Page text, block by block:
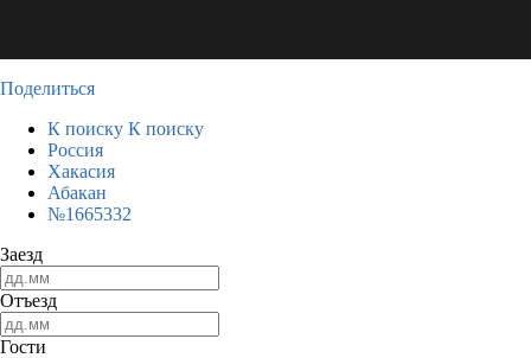
Поделиться
К поиску К поиску
Россия
Хакасия
Абакан
№1665332
Заезд
Отъезд
Гости